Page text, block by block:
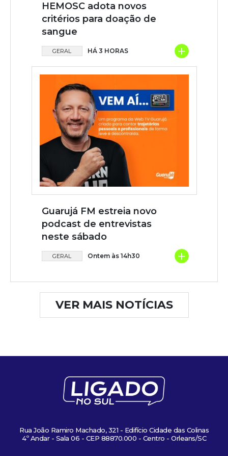
HEMOSC adota novos
critérios para doação de
sangue
GERAL HÁ 3 HORAS +
Guarujá FM estreia novo
podcast de entrevistas
neste sábado
GERAL Ontem às 14h30 +
VER MAIS NOTÍCIAS
Rua João Ramiro Machado, 321 - Edifício Cidade das Colinas
4º Andar - Sala 06 - CEP 88870.000 - Centro - Orleans/SC